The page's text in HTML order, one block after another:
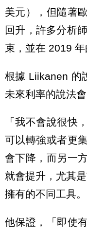
美元），但隨著
回升，許多分析
束，並在 2019 年
根據 Liikanen 的
未來利率的說法
「我不會說很快
可以轉強或者更
會下降，而另一
就會提升，尤其
擁有的不同工具。
他保證，「即使